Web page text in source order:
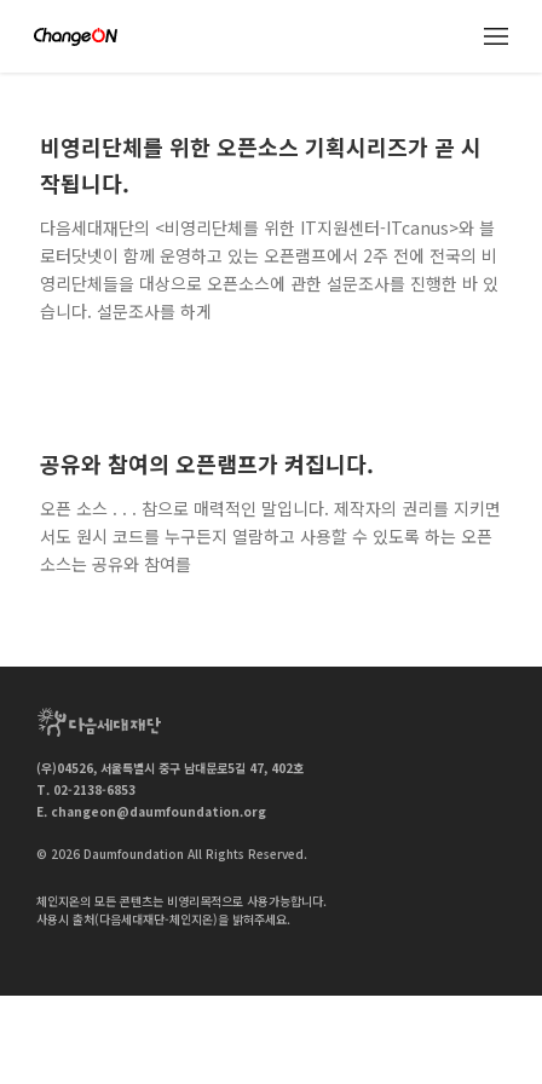
비영리단체를 위한 오픈소스 기획시리즈가 곧 시
작됩니다.
다음세대재단의 <비영리단체를 위한 IT지원센터-ITcanus>와 블
로터닷넷이 함께 운영하고 있는 오픈램프에서 2주 전에 전국의 비
영리단체들을 대상으로 오픈소스에 관한 설문조사를 진행한 바 있
습니다. 설문조사를 하게
공유와 참여의 오픈램프가 켜집니다.
오픈 소스 . . . 참으로 매력적인 말입니다. 제작자의 권리를 지키면
서도 원시 코드를 누구든지 열람하고 사용할 수 있도록 하는 오픈
소스는 공유와 참여를
(우)04526, 서울특별시 중구 남대문로5길 47, 402호
T. 02-2138-6853
E. changeon@daumfoundation.org
© 2026 Daumfoundation All Rights Reserved.
체인지온의 모든 콘텐츠는 비영리목적으로 사용가능합니다.
사용시 출처(다음세대재단-체인지온)을 밝혀주세요.